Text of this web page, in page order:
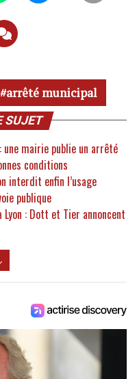
arrêté municipal
SUJET
une mairie publie un arrêté
conditions
interdit enfin l’usage
publique
: Dott et Tier annoncent